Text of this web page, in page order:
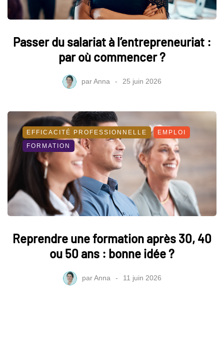
Passer du salariat à l’entrepreneuriat :
par où commencer ?
parAnna 25 juin 2026
EFFICACITÉ PROFESSIONNELLE
EMPLOI
FORMATION
Reprendre une formation après 30, 40
ou 50 ans : bonne idée ?
parAnna 11 juin 2026